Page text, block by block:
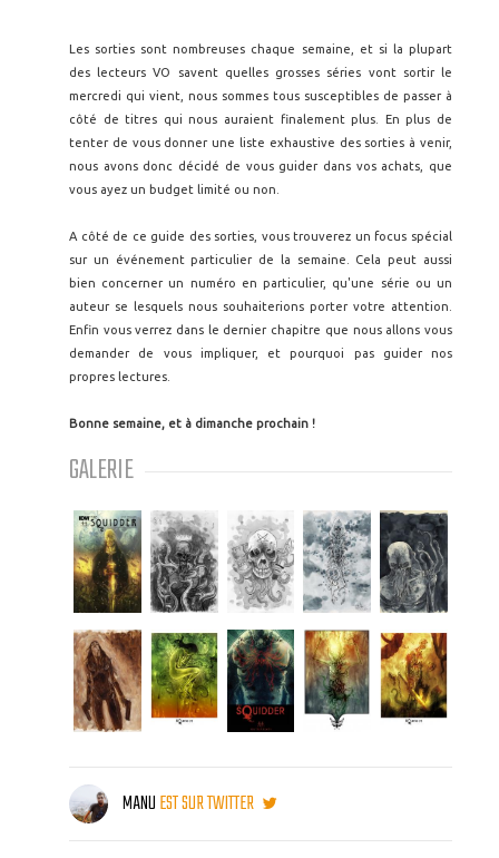
Les sorties sont nombreuses chaque semaine, et si la plupart
des lecteurs VO savent quelles grosses séries vont sortir le
mercredi qui vient, nous sommes tous susceptibles de passer à
côté de titres qui nous auraient finalement plus. En plus de
tenter de vous donner une liste exhaustive des sorties à venir,
nous avons donc décidé de vous guider dans vos achats, que
vous ayez un budget limité ou non.
A côté de ce guide des sorties, vous trouverez un focus spécial
sur un événement particulier de la semaine. Cela peut aussi
bien concerner un numéro en particulier, qu'une série ou un
auteur se lesquels nous souhaiterions porter votre attention.
Enfin vous verrez dans le dernier chapitre que nous allons vous
demander de vous impliquer, et pourquoi pas guider nos
propres lectures.
Bonne semaine, et à dimanche prochain !
GALERIE
MANUEST SUR TWITTER